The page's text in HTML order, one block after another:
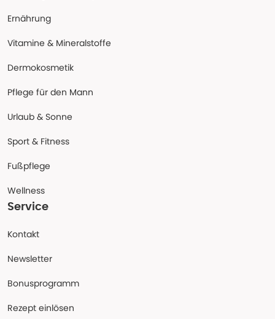
Ernährung
Vitamine & Mineralstoffe
Dermokosmetik
Pflege für den Mann
Urlaub & Sonne
Sport & Fitness
Fußpflege
Wellness
Service
Kontakt
Newsletter
Bonusprogramm
Rezept einlösen